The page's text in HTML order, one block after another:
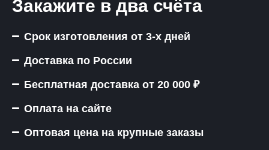
Закажите в два счёта
Срок изготовления от 3-х дней
Доставка по России
Бесплатная доставка от 20 000 ₽
Оплата на сайте
Оптовая цена на крупные заказы